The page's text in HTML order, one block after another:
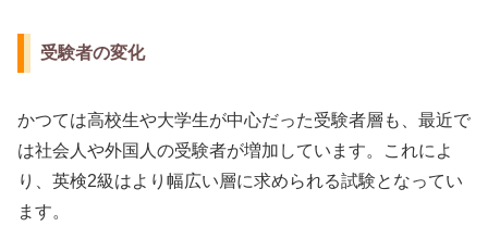
受験者の変化
かつては高校生や大学生が中心だった受験者層も、最近で
は社会人や外国人の受験者が増加しています。これによ
り、英検2級はより幅広い層に求められる試験となってい
ます。